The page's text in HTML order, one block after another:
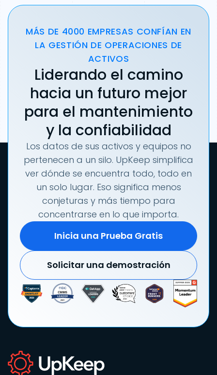
MÁS DE 4000 EMPRESAS CONFÍAN EN
LA GESTIÓN DE OPERACIONES DE
ACTIVOS
Liderando el camino
hacia un futuro mejor
para el mantenimiento
y la confiabilidad
Los datos de sus activos y equipos no
pertenecen a un silo. UpKeep simplifica
ver dónde se encuentra todo, todo en
un solo lugar. Eso significa menos
conjeturas y más tiempo para
concentrarse en lo que importa.
Inicia una Prueba Gratis
Solicitar una demostración